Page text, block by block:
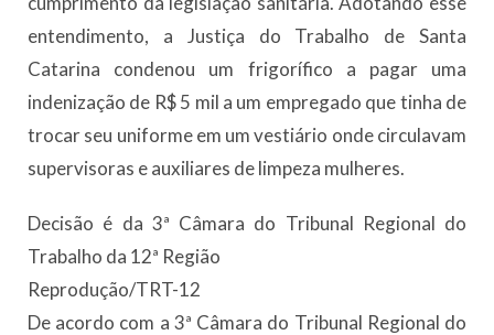
entendimento, a Justiça do Trabalho de Santa
Catarina condenou um frigorífico a pagar uma
indenização de R$ 5 mil a um empregado que tinha de
trocar seu uniforme em um vestiário onde circulavam
supervisoras e auxiliares de limpeza mulheres.
Decisão é da 3ª Câmara do Tribunal Regional do
Trabalho da 12ª Região
Reprodução/TRT-12
De acordo com a 3ª Câmara do Tribunal Regional do